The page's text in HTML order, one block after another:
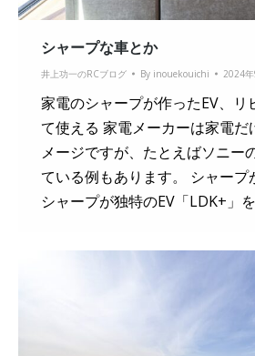
シャープな車とか
井上功一のRCブログ By inouekouichi 2024
家電のシャープが作ったEV、リ
て使える 家電メーカーは家電だ
メージですが、たとえばソニー
ている例もあります。 シャープ
シャープが独特のEV「LDK+」